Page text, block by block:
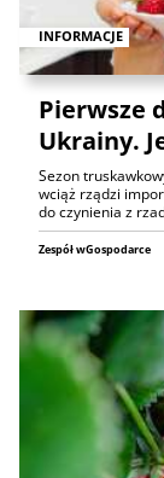
INFORMACJE
Pierwsze
Ukrainy.
Sezon
wciąż rządzi
do czynienia z
Zespół wGospodarce